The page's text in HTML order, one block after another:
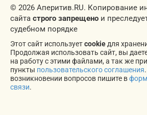
© 2026 Аперитив.RU. Копирование
сайта строго запрещено и
судебном порядке
Этот сайт используетcookie для
Продолжая использовать сайт, вы
на работу с этими файлами, а так же
пункты пользовательского соглашения
возникновении вопросов пишите в
связи.